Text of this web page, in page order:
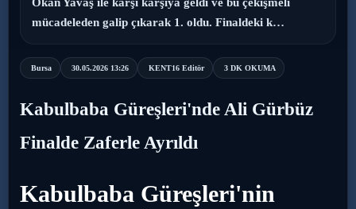
mücadeleden galip çıkarak 1. oldu. Finaldeki k…
Bursa 30.05.2026 13:26 KENT16 Editör 3 DK OKUMA
Kabulbaba Güreşleri'nde Ali Gürbüz
Finalde Zaferle Ayrıldı
Kabulbaba Güreşleri'nin